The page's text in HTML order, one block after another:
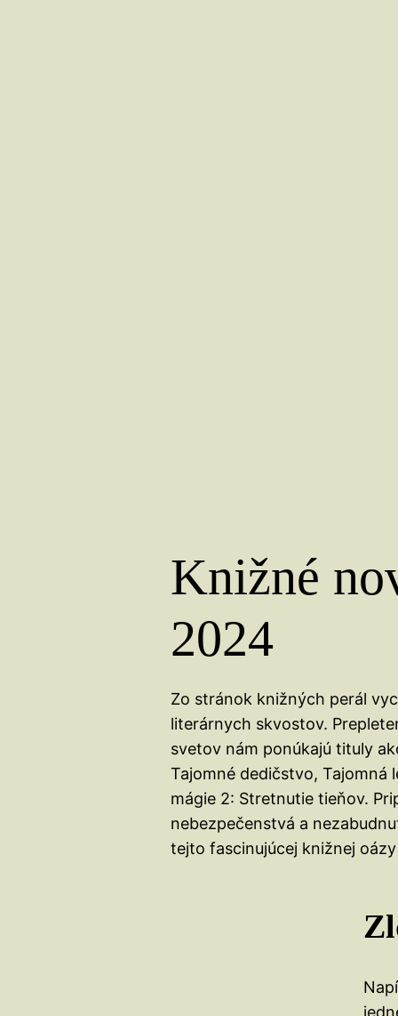
Knižné
2024
Zo stránok knižných perál
literárnych skvostov.
svetov nám ponúkajú tituly
Tajomné dedičstvo, Tajomná
mágie 2: Stretnutie tieňov.
nebezpečenstvá a
tejto fascinujúcej knižnej